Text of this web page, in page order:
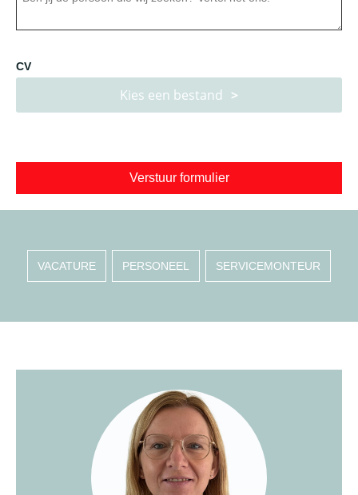
CV
Kies een bestand
Verstuur formulier
VACATURE PERSONEEL SERVICEMONTEUR